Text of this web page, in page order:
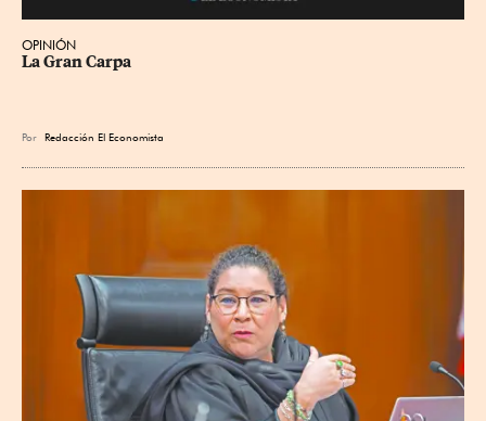
OPINIÓN
La Gran Carpa
Por Redacción El Economista